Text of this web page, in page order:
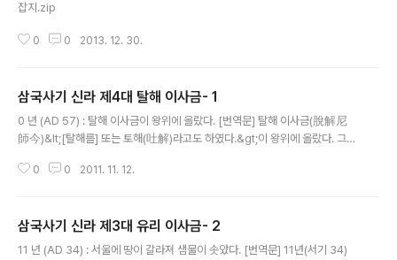
잡지.zip
0 0 2013. 12. 30.
삼국사기 신라 제4대 탈해 이사금- 1
0 년 (AD 57) : 탈해 이사금이 왕위에 올랐다. [번역문] 탈해 이사금(脫解尼
師今)&lt;[탈해를] 또는 토해(吐解)라고도 하였다.&gt;이 왕위에 올랐다. 그때
해는 본래 다파나국(多婆那國)에서 태어났는데, 그 나라..
0 0 2011. 11. 12.
삼국사기 신라 제3대 유리 이사금- 2
11 년 (AD 34) : 서울에 땅이 갈라져 샘물이 솟았다. [번역문] 11년(서기 34)